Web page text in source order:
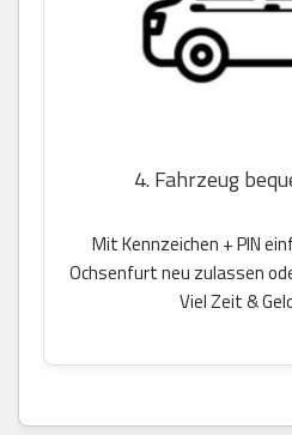
4. Fahrzeug
Mit Kennzeichen + PIN
Ochsenfurt neu zulassen
Viel Zeit &